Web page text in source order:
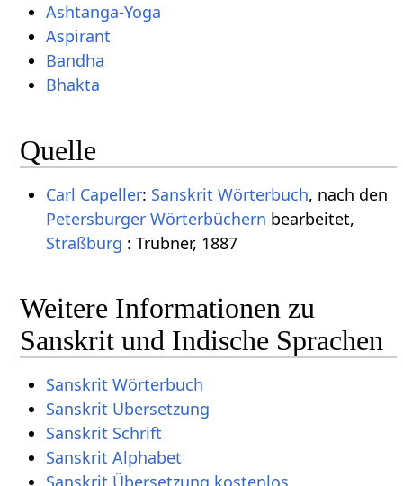
Ashtanga-Yoga
Aspirant
Bandha
Bhakta
Quelle
Carl Capeller: Sanskrit Wörterbuch, nach den
Petersburger Wörterbüchern bearbeitet,
Straßburg : Trübner, 1887
Weitere Informationen zu
Sanskrit und Indische Sprachen
Sanskrit Wörterbuch
Sanskrit Übersetzung
Sanskrit Schrift
Sanskrit Alphabet